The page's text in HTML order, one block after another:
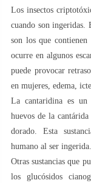
Los insectos
cuando son ingeridas.
son los que contienen
ocurre en algunos
puede provocar
en mujeres, edema,
La cantaridina es un
huevos de la cantárida
dorado. Esta
humano al ser ingerida.
Otras sustancias que
los glucósidos